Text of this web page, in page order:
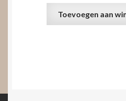
Toevoegen aan